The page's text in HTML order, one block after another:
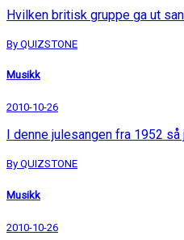
Hvilken britisk gruppe ga ut
By QUIZSTONE
Musikk
2010-10-26
I denne julesangen fra 1952
By QUIZSTONE
Musikk
2010-10-26